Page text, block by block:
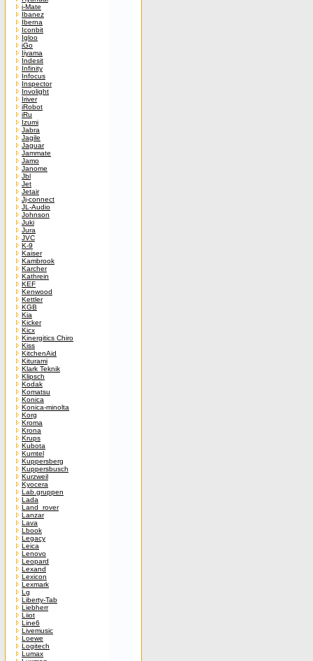
i-Mate
Ibanez
Iberna
Iconbit
Igloo
iGo
Iiyama
Indesit
Infinity
Infocus
Inspector
Involight
Iriver
iRobot
iRu
Izumi
Jabra
Jagile
Jaguar
Jammate
Jamo
Janome
Jbl
Jet
Jetair
Jj-connect
JL-Audio
Johnson
Juki
Jura
JVC
K-9
Kaiser
Kambrook
Karcher
Kathrein
KEF
Kenwood
Kettler
KGB
Kia
Kicker
Kicx
Kinergitics Chiro
Kiss
KitchenAid
Kiturami
Klark Teknik
Klipsch
Kodak
Komatsu
Konica
Konica-minolta
Korg
Kroma
Krona
Krups
Kubota
Kumtel
Kuppersberg
Kuppersbusch
Kurzweil
Kyocera
Lab.gruppen
Lada
Land_rover
Lanzar
Lava
Lbook
Legacy
Leica
Lenovo
Leopard
Lexand
Lexicon
Lexmark
Lg
Liberty-Tab
Liebherr
Liiot
Line6
Livemusic
Loewe
Logitech
Lumax